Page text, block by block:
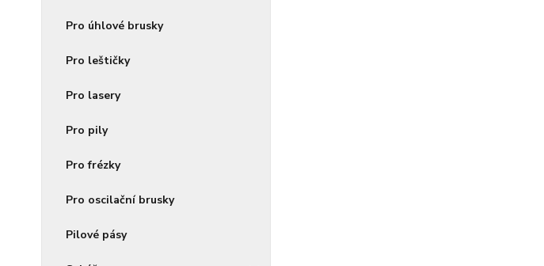
Pro úhlové brusky
Pro leštičky
Pro lasery
Pro pily
Pro frézky
Pro oscilační brusky
Pilové pásy